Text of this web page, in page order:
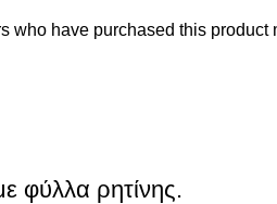
who have purchased this product
φύλλα ρητίνης.